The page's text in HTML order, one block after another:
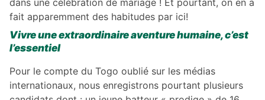
dans une célébration de mariage ! Et pourtant, on en a
fait apparemment des habitudes par ici!
Vivre une extraordinaire aventure humaine, c’est
l’essentiel
Pour le compte du Togo oublié sur les médias
internationaux, nous enregistrons pourtant plusieurs